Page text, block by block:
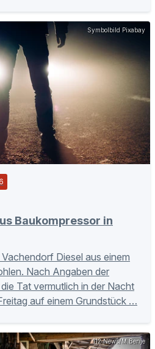
Symbolbild Pixabay
Baukompressor in
Diesel aus einem
Nach Angaben der
Tat vermutlich in der Nacht
auf einem Grundstück …
112 News/M.Benje